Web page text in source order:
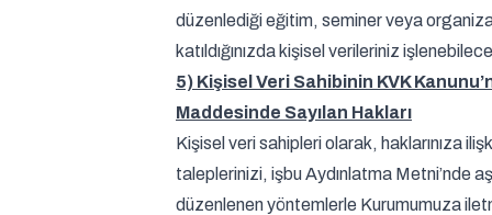
düzenlediği eğitim, seminer veya
katıldığınızda kişisel verileriniz
5) Kişisel Veri Sahibinin KVK
Maddesinde Sayılan Hakları
Kişisel veri sahipleri olarak, haklarınıza
taleplerinizi, işbu Aydınlatma Metni’nde
düzenlenen yöntemlerle Kurumumuza